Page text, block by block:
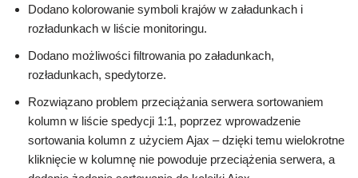
Dodano kolorowanie symboli krajów w załadunkach i
rozładunkach w liście monitoringu.
Dodano możliwości filtrowania po załadunkach,
rozładunkach, spedytorze.
Rozwiązano problem przeciążania serwera sortowaniem
kolumn w liście spedycji 1:1, poprzez wprowadzenie
sortowania kolumn z użyciem Ajax – dzięki temu wielokrotne
kliknięcie w kolumnę nie powoduje przeciążenia serwera, a